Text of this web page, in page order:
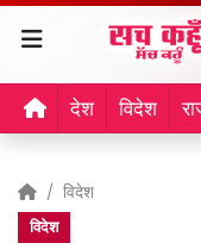
देश विदेश
विदेश
विदेश